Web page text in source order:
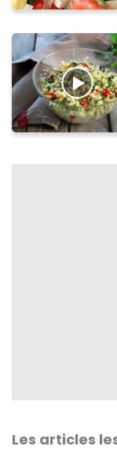
Les articles